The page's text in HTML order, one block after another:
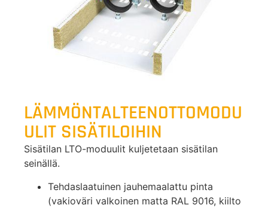
LÄMMÖNTALTEENOTTOMODU
ULIT SISÄTILOIHIN
Sisätilan LTO-moduulit kuljetetaan sisätilan
seinällä.
Tehdaslaatuinen jauhemaalattu pinta
(vakioväri valkoinen matta RAL 9016, kiilto